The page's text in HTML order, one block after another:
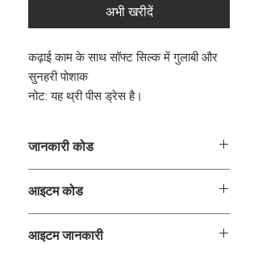
अभी खरीदें
कढ़ाई काम के साथ सॉफ्ट सिल्क में गुलाबी और
सुनहरी पोशाक
नोट: यह थ्री पीस ड्रेस है।
जानकारी कोड
आइटम कोड
आइटम जानकारी